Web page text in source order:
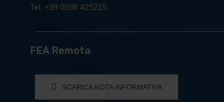
Tel. +39 0586 425215
FEA Remota
SCARICA NOTA INFORMATIVA